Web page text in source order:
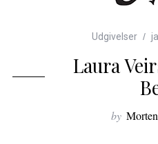
Udgivelser
Laura
by